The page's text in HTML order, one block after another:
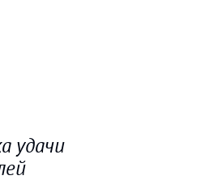
удачи